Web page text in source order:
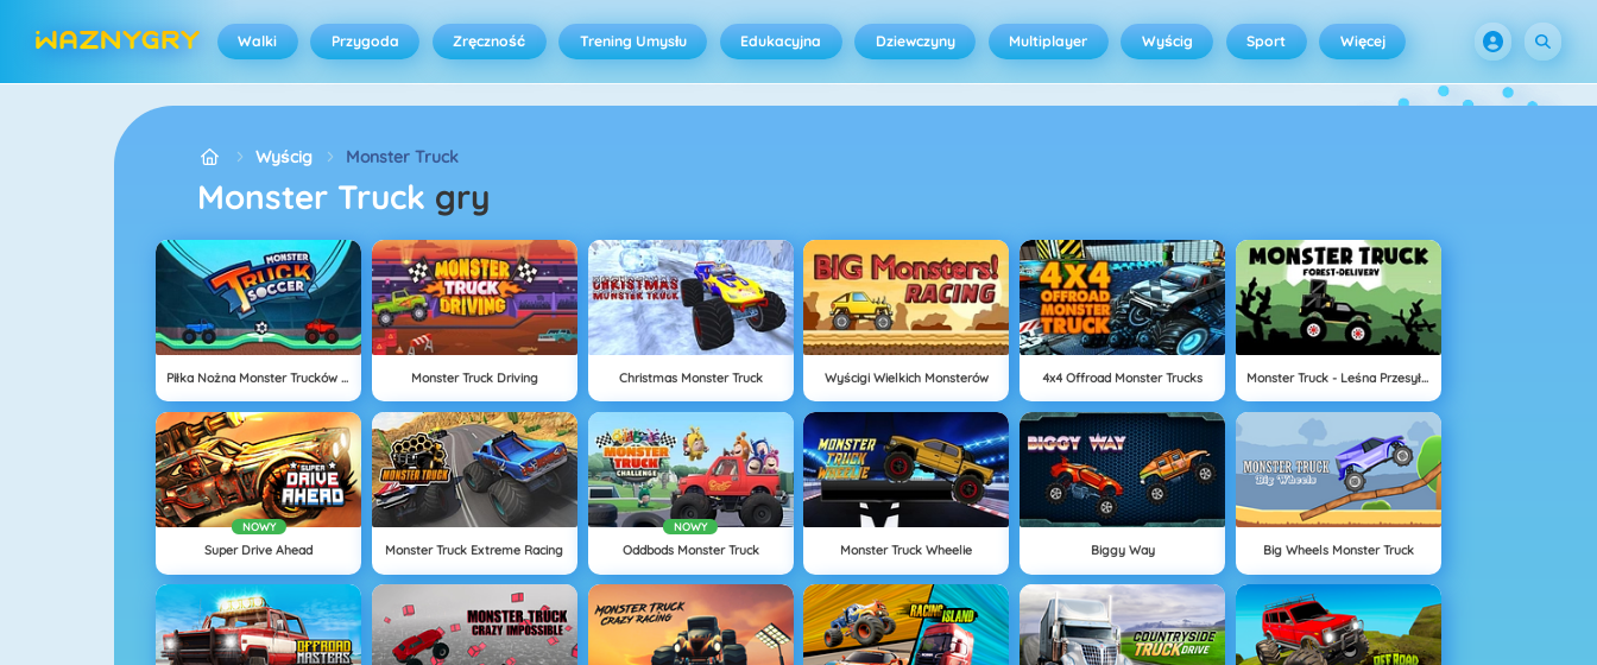
Walki Przygoda Zręczność Trening Umysłu Edukacyjna Dziewczyny Multiplayer Wyścig Sport Więcej
Wyścig Monster Truck
Monster Truck gry
Piłka Nożna Monster Trucków 2018 Monster Truck Driving Christmas Monster Truck Wyścigi Wielkich Monsterów 4x4 Offroad Monster Trucks Monster Truck - Leśna Przesyłka
NOWY
Super Drive Ahead Monster Truck Extreme Racing
NOWY
Oddbods Monster Truck Monster Truck Wheelie Biggy Way Big Wheels Monster Truck